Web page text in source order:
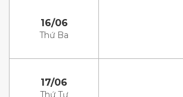
16/06
Thứ Ba
17/06
Thứ Tư